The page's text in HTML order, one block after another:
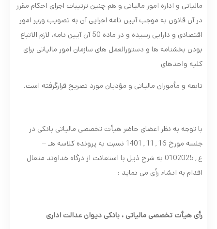
مالیاتی و اداره امور مالیاتی و هم چنین ترتیبات اجرای احکام مقرر
در آن قانون به موجب آیین نامه اجرایی آن به تصویب وزیر امور
اقتصادی و دارایی رسیده و در ماده 50 آن آیین نامه، لازم الاتباع
بودن بخشنامه ها و دستورالعمل های سازمان امور مالیاتی برای
کلیه واحدهای
تابعه و مأموران مالیاتی و مؤدیان مورد تصریح قرارگرفته است.
با توجه به نظر اعضای حاضر هیأت تخصصی مالیاتی بانکی در
جلسه مورخ 16؍11؍1401 نسبت به پرونده کلاسه هـ –
ع؍0102025 به شرح ذیل با استعانت از درگاه خداوند متعال
اقدام به انشاء رأی می نماید :
رأی هیأت تخصصی مالیاتی ، بانکی دیوان عدالت اداری